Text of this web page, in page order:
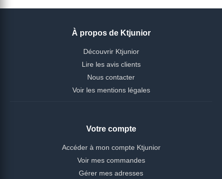
À propos de Ktjunior
Découvrir Ktjunior
Lire les avis clients
Nous contacter
Voir les mentions légales
Votre compte
Accéder à mon compte Ktjunior
Voir mes commandes
Gérer mes adresses